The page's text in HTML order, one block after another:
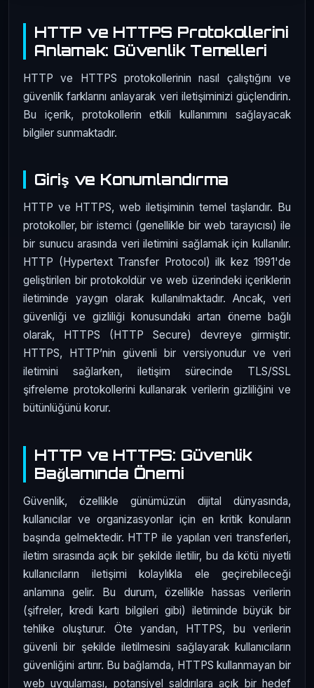
HTTP ve HTTPS Protokollerini
Anlamak: Güvenlik Temelleri
HTTP ve HTTPS protokollerinin nasıl çalıştığını ve
güvenlik farklarını anlayarak veri iletişiminizi güçlendirin.
Bu içerik, protokollerin etkili kullanımını sağlayacak
bilgiler sunmaktadır.
Giriş ve Konumlandırma
HTTP ve HTTPS, web iletişiminin temel taşlarıdır. Bu
protokoller, bir istemci (genellikle bir web tarayıcısı) ile
bir sunucu arasında veri iletimini sağlamak için kullanılır.
HTTP (Hypertext Transfer Protocol) ilk kez 1991'de
geliştirilen bir protokoldür ve web üzerindeki içeriklerin
iletiminde yaygın olarak kullanılmaktadır. Ancak, veri
güvenliği ve gizliliği konusundaki artan öneme bağlı
olarak, HTTPS (HTTP Secure) devreye girmiştir.
HTTPS, HTTP’nin güvenli bir versiyonudur ve veri
iletimini sağlarken, iletişim sürecinde TLS/SSL
şifreleme protokollerini kullanarak verilerin gizliliğini ve
bütünlüğünü korur.
HTTP ve HTTPS: Güvenlik
Bağlamında Önemi
Güvenlik, özellikle günümüzün dijital dünyasında,
kullanıcılar ve organizasyonlar için en kritik konuların
başında gelmektedir. HTTP ile yapılan veri transferleri,
iletim sırasında açık bir şekilde iletilir, bu da kötü niyetli
kullanıcıların iletişimi kolaylıkla ele geçirebileceği
anlamına gelir. Bu durum, özellikle hassas verilerin
(şifreler, kredi kartı bilgileri gibi) iletiminde büyük bir
tehlike oluşturur. Öte yandan, HTTPS, bu verilerin
güvenli bir şekilde iletilmesini sağlayarak kullanıcıların
güvenliğini artırır. Bu bağlamda, HTTPS kullanmayan bir
web uygulaması, potansiyel saldırılara açık bir hedef